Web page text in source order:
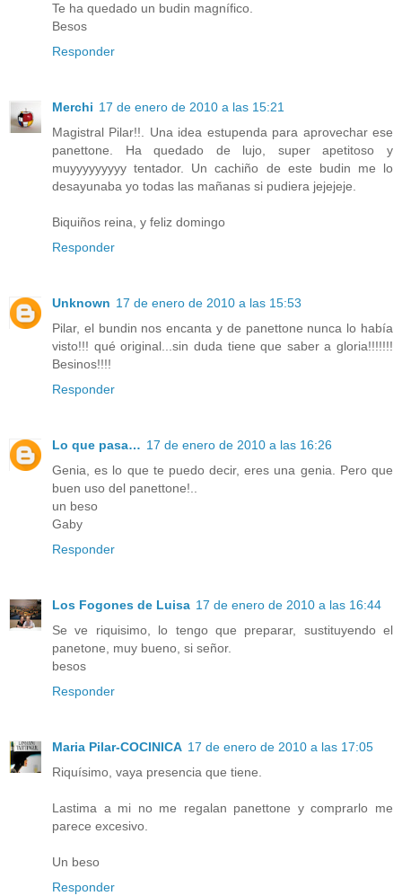
Te ha quedado un budin magnífico.
Besos
Responder
Merchi 17 de enero de 2010 a las 15:21
Magistral Pilar!!. Una idea estupenda para aprovechar ese
panettone. Ha quedado de lujo, super apetitoso y
muyyyyyyyyy tentador. Un cachiño de este budin me lo
desayunaba yo todas las mañanas si pudiera jejejeje.
Biquiños reina, y feliz domingo
Responder
Unknown 17 de enero de 2010 a las 15:53
Pilar, el bundin nos encanta y de panettone nunca lo había
visto!!! qué original...sin duda tiene que saber a gloria!!!!!!!
Besinos!!!!
Responder
Lo que pasa… 17 de enero de 2010 a las 16:26
Genia, es lo que te puedo decir, eres una genia. Pero que
buen uso del panettone!..
un beso
Gaby
Responder
Los Fogones de Luisa 17 de enero de 2010 a las 16:44
Se ve riquisimo, lo tengo que preparar, sustituyendo el
panetone, muy bueno, si señor.
besos
Responder
Maria Pilar-COCINICA 17 de enero de 2010 a las 17:05
Riquísimo, vaya presencia que tiene.
Lastima a mi no me regalan panettone y comprarlo me
parece excesivo.
Un beso
Responder